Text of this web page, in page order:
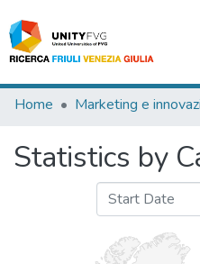
Titles
Home
Statistics by